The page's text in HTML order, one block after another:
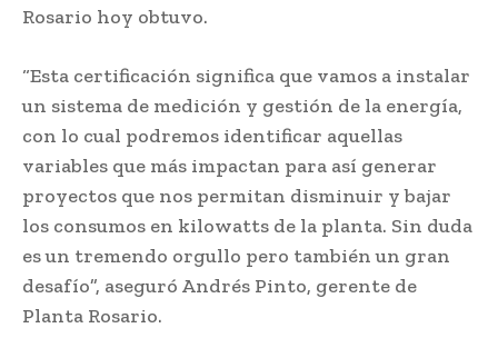
Rosario hoy obtuvo.
“Esta certificación significa que vamos a instalar
un sistema de medición y gestión de la energía,
con lo cual podremos identificar aquellas
variables que más impactan para así generar
proyectos que nos permitan disminuir y bajar
los consumos en kilowatts de la planta. Sin duda
es un tremendo orgullo pero también un gran
desafío”, aseguró Andrés Pinto, gerente de
Planta Rosario.